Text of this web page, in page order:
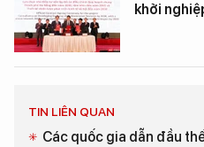
khởi
TIN LIÊN QUAN
Các quốc gia dẫn đầu